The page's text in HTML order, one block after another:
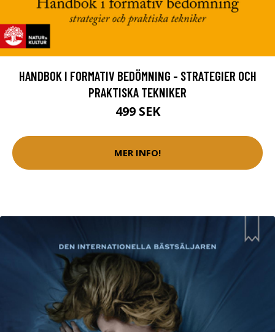
HANDBOK I FORMATIV BEDÖMNING - STRATEGIER OCH
PRAKTISKA TEKNIKER
499 SEK
MER INFO!